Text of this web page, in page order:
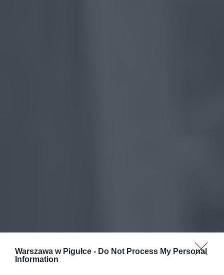
Warszawa w Pigułce - Do Not Process My Personal
Information